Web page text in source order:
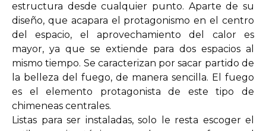
estructura desde cualquier punto. Aparte de su
diseño, que acapara el protagonismo en el centro
del espacio, el aprovechamiento del calor es
mayor, ya que se extiende para dos espacios al
mismo tiempo. Se caracterizan por sacar partido de
la belleza del fuego, de manera sencilla. El fuego
es el elemento protagonista de este tipo de
chimeneas centrales.
Listas para ser instaladas, solo le resta escoger el